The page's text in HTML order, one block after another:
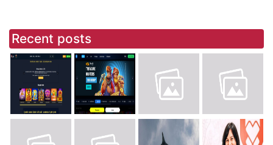
Recent posts